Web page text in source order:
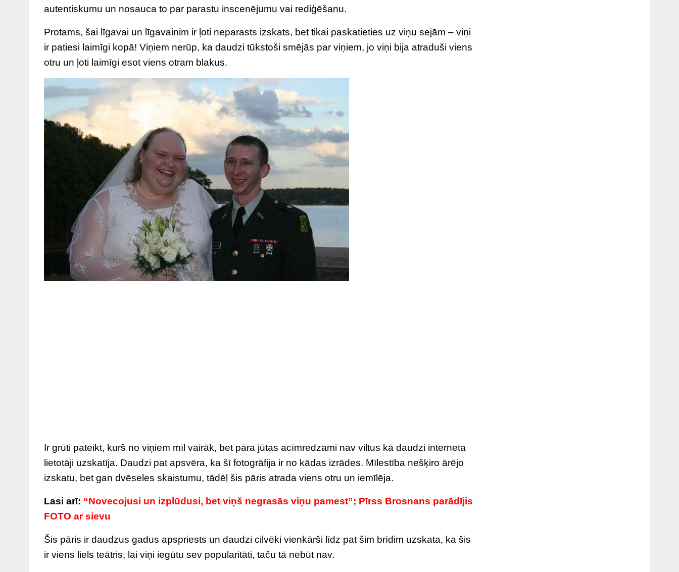
autentiskumu un nosauca to par parastu inscenējumu vai rediģēšanu.
Protams, šai līgavai un līgavainim ir ļoti neparasts izskats, bet tikai paskatieties uz viņu sejām – viņi
ir patiesi laimīgi kopā! Viņiem nerūp, ka daudzi tūkstoši smējās par viņiem, jo viņi bija atraduši viens
otru un ļoti laimīgi esot viens otram blakus.
Ir grūti pateikt, kurš no viņiem mīl vairāk, bet pāra jūtas acīmredzami nav viltus kā daudzi interneta
lietotāji uzskatīja. Daudzi pat apsvēra, ka šī fotogrāfija ir no kādas izrādes. Mīlestība nešķiro ārējo
izskatu, bet gan dvēseles skaistumu, tādēļ šis pāris atrada viens otru un iemīlēja.
Lasi arī: “Novecojusi un izplūdusi, bet viņš negrasās viņu pamest”; Pīrss Brosnans parādījis
FOTO ar sievu
Šis pāris ir daudzus gadus apspriests un daudzi cilvēki vienkārši līdz pat šim brīdim uzskata, ka šis
ir viens liels teātris, lai viņi iegūtu sev popularitāti, taču tā nebūt nav.